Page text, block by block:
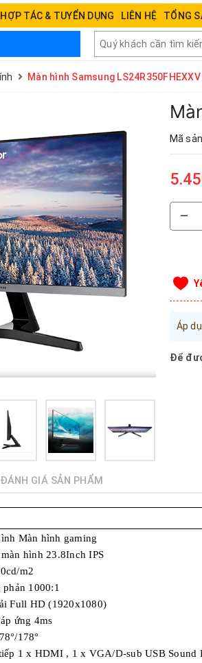
HỢP TÁC & TUYỂN DỤNG LIÊN HỆ TỔNG
Màn hình Samsung
Mã
–
Áp
Để
ĐÁNH GIÁ SẢN PHẨM
Màn hình gaming
hình 23.8Inch IPS
m2
1000:1
Full HD (1920x1080)
ứng 4ms
178°
1 x HDMI , 1 x VGA/D-sub USB Sound